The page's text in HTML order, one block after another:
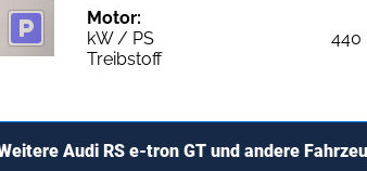
Motor:
kW / PS
440
Treibstoff
Audi RS e-tron GT und andere